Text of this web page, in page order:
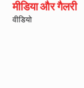
मीडिया और गैलरी
वीडियो